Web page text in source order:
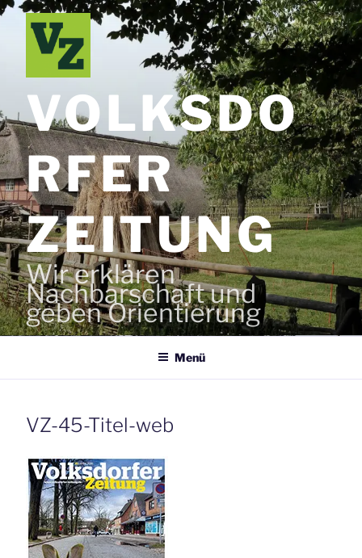
Zum
Inhalt
springen
VOLKSDO
RFER
ZEITUNG
Wir erklären
Nachbarschaft und
geben Orientierung
Menü
VZ-45-Titel-web